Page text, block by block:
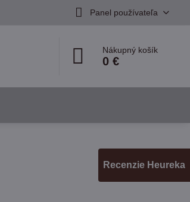
Panel používateľa
Nákupný košík
0 €
Recenzie Heureka